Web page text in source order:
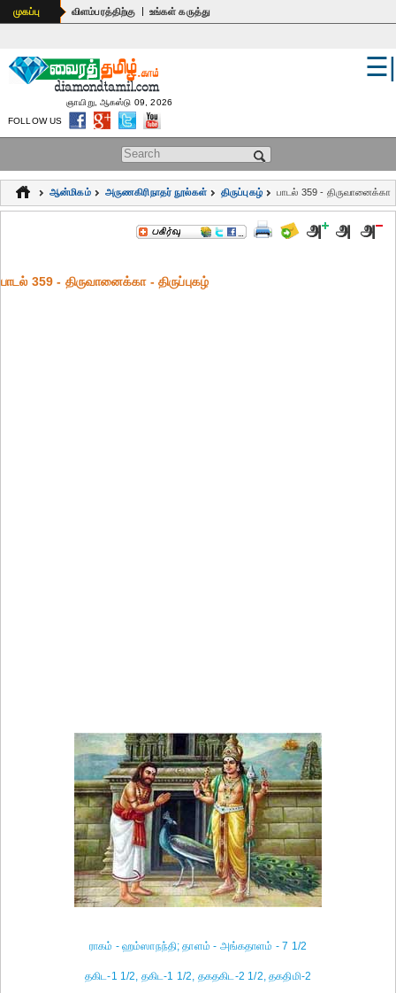
உலகம்
பொதுஅறிவு
கல்வி
ஆன்மிகம்
மருத்துவம்
முகப்பு விளம்பரத்திற்கு | உங்கள் கருத்து
Search form
☰|
ஞாயிறு, ஆகஸ்டு 09, 2026
FOLLOW US
ஆன்மிகம் அருணகிரிநாதர் நூல்கள் திருப்புகழ் பாடல் 359 - திருவானைக்கா
பாடல் 359 - திருவானைக்கா - திருப்புகழ்
ராகம் - ஹம்ஸாநந்தி; தாளம் - அங்கதாளம் - 7 1/2
தகிட-1 1/2, தகிட-1 1/2, தகதகிட-2 1/2, தகதிமி-2